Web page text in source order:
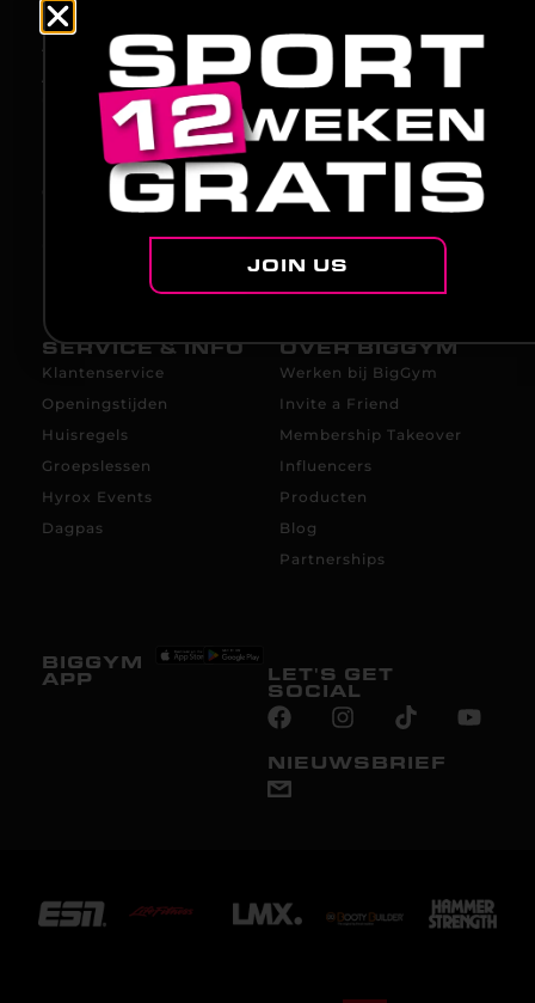
Almelo
Amsterdam
Apeldoorn
(december 2026)
Deventer
Enschede
Groningen
(oktober 2026)
Hoogeveen
Leeuwarden
Roosendaal
Rotterdam
Tilburg
SERVICE & INFO
Klantenservice
Openingstijden
Huisregels
Groepslessen
Hyrox Events
Dagpas
OVER BIGGYM
Werken bij BigGym
Invite a Friend
Membership Takeover
Influencers
Producten
Blog
Partnerships
BIGGYM
APP LET'S GET
SOCIAL
NIEUWSBRIEF
JOIN US